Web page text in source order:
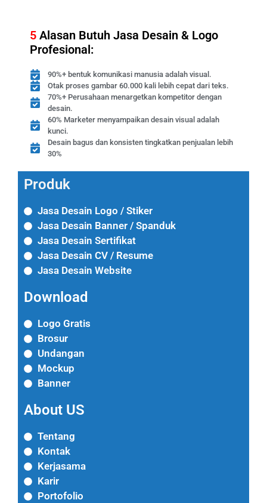
5 Alasan Butuh Jasa Desain & Logo
Profesional:
90%+ bentuk komunikasi manusia adalah visual.
Otak proses gambar 60.000 kali lebih cepat dari teks.
70%+ Perusahaan menargetkan kompetitor dengan
desain.
60% Marketer menyampaikan desain visual adalah
kunci.
Desain bagus dan konsisten tingkatkan penjualan lebih
30%
Produk
Jasa Desain Logo / Stiker
Jasa Desain Banner / Spanduk
Jasa Desain Sertifikat
Jasa Desain CV / Resume
Jasa Desain Website
Download
Logo Gratis
Brosur
Undangan
Mockup
Banner
About US
Tentang
Kontak
Kerjasama
Karir
Portofolio